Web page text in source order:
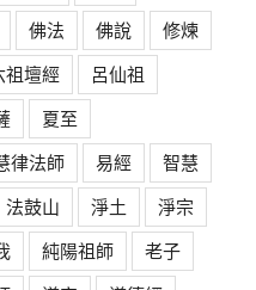
佛法 佛說
修煉
祖壇經
呂仙祖
夏至
律法師 易經
智慧
法鼓山 淨土
淨宗
純陽祖師
老子